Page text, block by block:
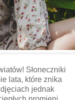
Słoneczniki
lata, które znika
jednak